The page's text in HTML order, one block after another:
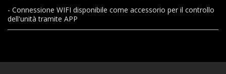
- Connessione WIFI disponibile come accessorio per il controllo
dell'unità tramite APP